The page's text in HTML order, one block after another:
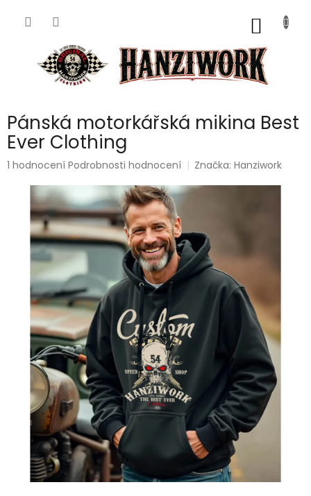
Pánská motorkářská mikina Best
Ever Clothing
Průměrné
produktu
hvězdiček.
1 hodnocení Podrobnosti hodnocení Značka:Hanziwork